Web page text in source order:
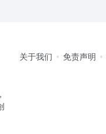
关于我们 免责声明